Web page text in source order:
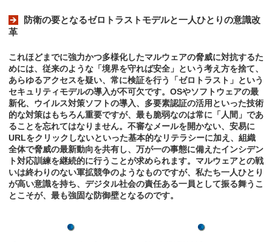
防衛の要となるゼロトラストモデルと一人ひとりの意識改
革
これほどまでに強力かつ多様化したマルウェアの脅威に対抗するた
めには、従来のような「境界を守れば安全」という考え方を捨て、
あらゆるアクセスを疑い、常に検証を行う「ゼロトラスト」という
セキュリティモデルの導入が不可欠です。OSやソフトウェアの最
新化、ウイルス対策ソフトの導入、多要素認証の活用といった技術
的な対策はもちろん重要ですが、最も脆弱なのは常に「人間」であ
ることを忘れてはなりません。不審なメールを開かない、安易に
URLをクリックしないといった基本的なリテラシーに加え、組織
全体で脅威の最新動向を共有し、万が一の事態に備えたインシデン
ト対応訓練を継続的に行うことが求められます。マルウェアとの戦
いは終わりのない軍拡競争のようなものですが、私たち一人ひとり
が高い意識を持ち、デジタル社会の責任ある一員として振る舞うこ
とこそが、最も強固な防御壁となるのです。